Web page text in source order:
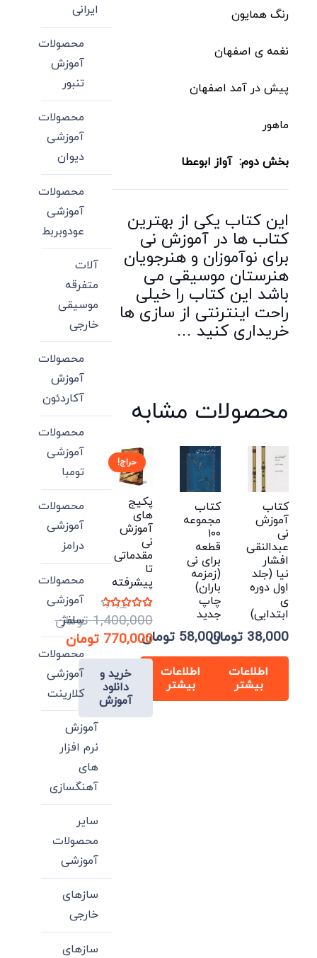
رنگ همایون
نغمه ی اصفهان
پیش در آمد اصفهان
ماهور
بخش دوم: آواز ابوعطا
این کتاب یکی از بهترین
کتاب ها در آموزش نی
برای نوآموزان و هنرجویان
هنرستان موسیقی می
باشد این کتاب را خیلی
راحت اینترنتی از سازی ها
خریداری کنید …
محصولات مشابه
کتاب
آموزش
نی
عبدالنقی
افشار
نیا (جلد
اول دوره
ی
ابتدایی)
38,000 تومان
اطلاعات
بیشتر
کتاب
مجموعه
۱۰۰
قطعه
برای نی
(زمزمه
باران)
چاپ
جدید
58,000 تومان
اطلاعات
بیشتر
حراج!
پکیج
های
آموزش
نی
مقدماتی
تا
پیشرفته
نمره 4.47 از 51,400,000 تومان
قیمت
اصلی:
1,400,000 تومان
770,000 تومان
قیمت
فعلی:
770,000 تومان.
خرید و
دانلود
آموزش
ایرانی
محصولات
آموزش
تنبور
محصولات
آموزشی
دیوان
محصولات
آموزشی
عودوبربط
آلات
متفرقه
موسیقی
خارجی
محصولات
آموزش
آکاردئون
محصولات
آموزشی
تومبا
محصولات
آموزشی
درامز
محصولات
آموزشی
سلفژ
محصولات
آموزشی
کلارینت
آموزش
نرم افزار
های
آهنگسازی
سایر
محصولات
آموزشی
سازهای
خارجی
سازهای